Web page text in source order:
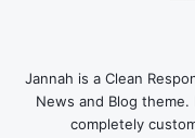
Jannah is a Clean
News and Blog
completely